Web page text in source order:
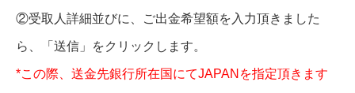
②受取人詳細並びに、ご出金希望額を入力頂きました
ら、「送信」をクリックします。
*この際、送金先銀行所在国にてJAPANを指定頂きます